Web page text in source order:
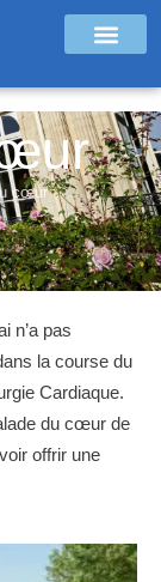
cœur
n’a pas
la course du
Cardiaque.
du cœur de
offrir une